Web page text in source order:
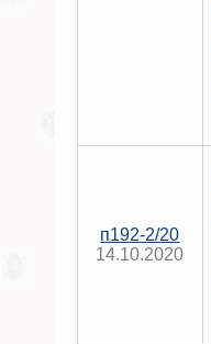
п192-2/20
14.10.2020